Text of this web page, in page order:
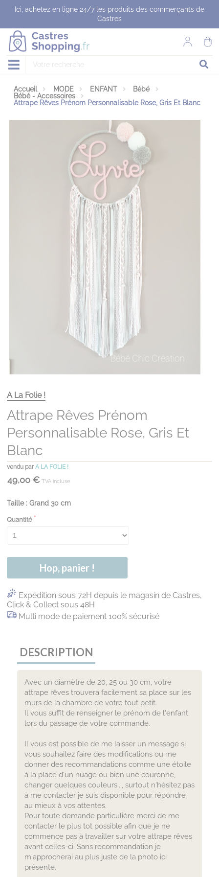
Ici, achetez en ligne 24/7 les produits des commerçants de
Castres
Accueil MODE ENFANT
Bébé
Bébé - Accessoires
Attrape Rêves Prénom Personnalisable Rose, Gris Et Blanc
A La Folie !
Attrape Rêves Prénom
Personnalisable Rose, Gris Et
Blanc
vendu parA LA FOLIE !
49,00 € TVA incluse
Taille : Grand 30 cm
Quantité
Hop, panier !
Expédition sous 72H depuis le magasin de Castres,
Click & Collect sous 48H
Multi mode de paiement 100% sécurisé
DESCRIPTION
Avec un diamètre de 20, 25 ou 30 cm, votre
attrape rêves trouvera facilement sa place sur les
murs de la chambre de votre tout petit.
Il vous suffit de renseigner le prénom de l'enfant
lors du passage de votre commande.
Il vous est possible de me laisser un message si
vous souhaitez faire des modifications ou me
donner des recommandations comme une étoile
à la place d'un nuage ou bien une couronne,
changer quelques couleurs..., surtout n'hésitez pas
à me contacter je suis disponible pour répondre
au mieux à vos attentes.
Pour toute demande particulière merci de me
contacter le plus tot possible afin que je ne
commence pas à travailler sur votre attrape rêves
avant celles-ci. Sans recommandation je
m'approcherai au plus juste de la photo ici
présente.
Panneau de gestion des cookies